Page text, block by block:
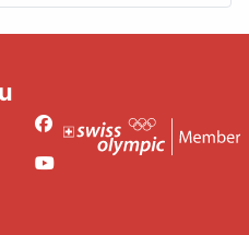
Facebook
Youtube